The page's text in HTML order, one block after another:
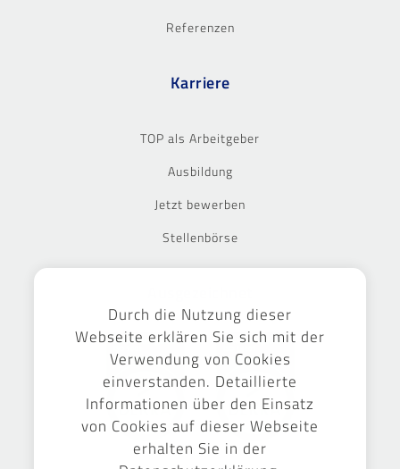
Referenzen
Karriere
TOP als Arbeitgeber
Ausbildung
Jetzt bewerben
Stellenbörse
Durch die Nutzung dieser
Webseite erklären Sie sich mit der
Verwendung von Cookies
einverstanden. Detaillierte
Informationen über den Einsatz
von Cookies auf dieser Webseite
erhalten Sie in der